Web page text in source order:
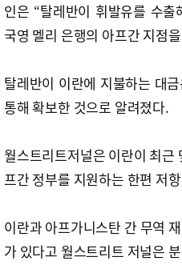
인은 “탈레반이 휘발유를 수
국영 멜리 은행의 아프간 지점
탈레반이 이란에 지불하는 대
통해 확보한 것으로 알려졌다.
월스트리트저널은 이란이 최
프간 정부를 지원하는 한편 저
이란과 아프가니스탄 간 무역
가 있다고 월스트리트 저널은